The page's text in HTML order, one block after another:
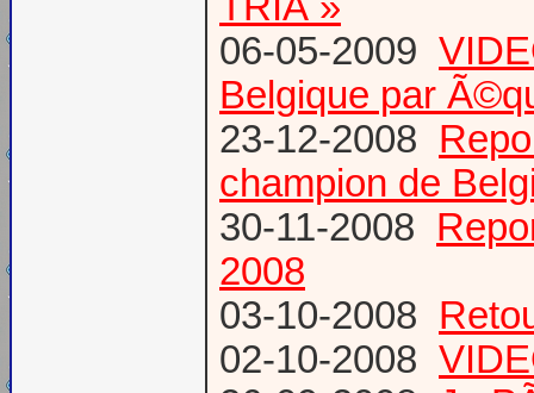
06-05-2009
Belgique par
23-12-2008
champion de
30-11-2008
2008
03-10-2008
02-10-2008